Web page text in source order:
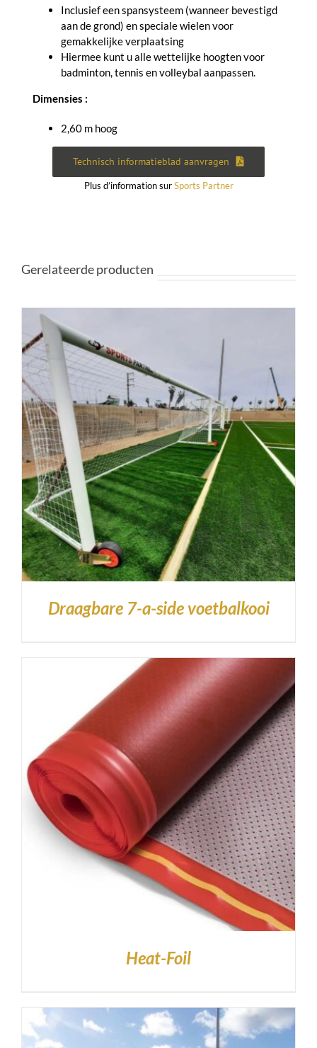
Inclusief een spansysteem (wanneer bevestigd
aan de grond) en speciale wielen voor
gemakkelijke verplaatsing
Hiermee kunt u alle wettelijke hoogten voor
badminton, tennis en volleybal aanpassen.
Dimensies :
2,60 m hoog
Technisch informatieblad aanvragen
Plus d’information surSports Partner
Gerelateerde producten
Draagbare 7-a-side voetbalkooi
Heat-Foil